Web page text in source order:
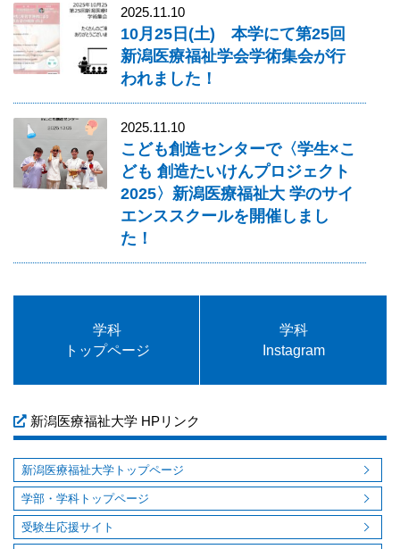
2025.11.10
10月25日(土) 本学にて第25回
新潟医療福祉学会学術集会が行
われました！
2025.11.10
こども創造センターで〈学生×こ
ども 創造たいけんプロジェクト
2025〉新潟医療福祉大 学のサイ
エンススクールを開催しまし
た！
学科
トップページ
学科
Instagram
新潟医療福祉大学 HPリンク
新潟医療福祉大学トップページ
学部・学科トップページ
受験生応援サイト